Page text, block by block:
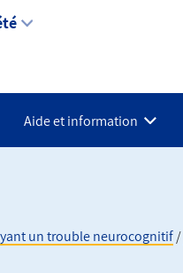
Aide et information
un trouble neurocognitif